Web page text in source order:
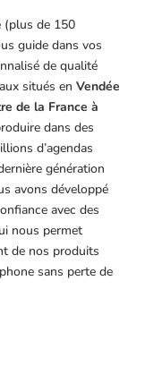
(plus de 150
guide dans vos
de qualité
situés en Vendée
de la France à
dans des
d’agendas
génération
avons développé
avec des
nous permet
de nos produits
sans perte de